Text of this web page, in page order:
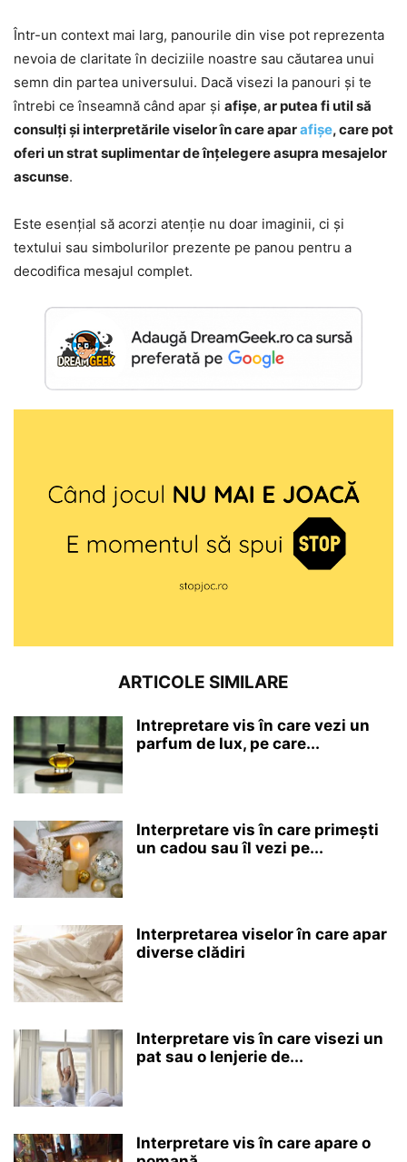
Într-un context mai larg, panourile din vise pot reprezenta
nevoia de claritate în deciziile noastre sau căutarea unui
semn din partea universului. Dacă visezi la panouri și te
întrebi ce înseamnă când apar și afișe, ar putea fi util să
consulți și interpretările viselor în care aparafișe, care pot
oferi un strat suplimentar de înțelegere asupra mesajelor
ascunse.
Este esențial să acorzi atenție nu doar imaginii, ci și
textului sau simbolurilor prezente pe panou pentru a
decodifica mesajul complet.
ARTICOLE SIMILARE
Intrepretare vis în care vezi un
parfum de lux, pe care...
Interpretare vis în care primești
un cadou sau îl vezi pe...
Interpretarea viselor în care apar
diverse clădiri
Interpretare vis în care visezi un
pat sau o lenjerie de...
Interpretare vis în care apare o